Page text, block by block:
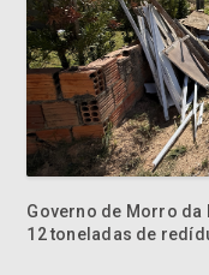
Governo de Morro
12 toneladas de